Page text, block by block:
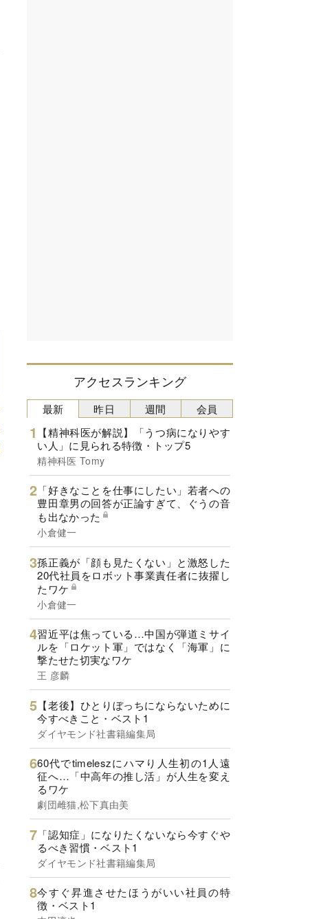
アクセスランキング
最新
【精神科医が解説】「うつ病になりやす
い人」に見られる特徴・トップ5
精神科医 Tomy
「好きなことを仕事にしたい」若者への
豊田章男の回答が正論すぎて、ぐうの音
も出なかった
小倉健一
孫正義が「顔も見たくない」と激怒した
20代社員をロボット事業責任者に抜擢し
たワケ
小倉健一
習近平は焦っている…中国が弾道ミサイ
ルを「ロケット軍」ではなく「海軍」に
撃たせた切実なワケ
王 彦麟
【老後】ひとりぼっちにならないために
今すべきこと・ベスト1
ダイヤモンド社書籍編集局
60代でtimeleszにハマり人生初の1人遠
征へ…「中高年の推し活」が人生を変え
るワケ
劇団雌猫,松下真由美
「認知症」になりたくないなら今すぐや
るべき習慣・ベスト1
ダイヤモンド社書籍編集局
今すぐ昇進させたほうがいい社員の特
徴・ベスト1
昨日 週間 会員